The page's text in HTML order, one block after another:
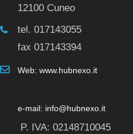
12100 Cuneo
tel. 017143055
fax 017143394
Web: www.hubnexo.it
e-mail: info@hubnexo.it
P. IVA: 02148710045